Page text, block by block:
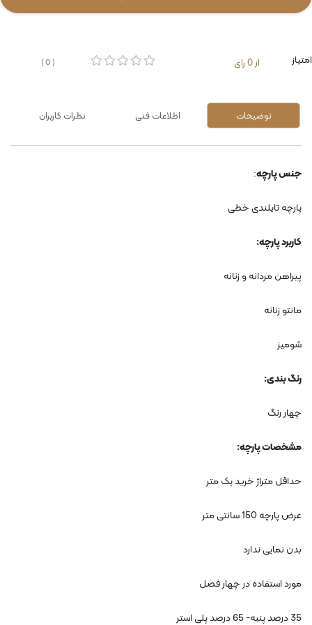
امتیاز از 0 رای ( 0 )
توضیحات اطلاعات فنی نظرات کاربران
جنس پارچه:
پارچه تایلندی خطی
کاربرد پارچه:
پیراهن مردانه و زنانه
مانتو زنانه
شومیز
رنگ بندی:
چهار رنگ
مشخصات پارچه:
حداقل متراژ خرید یک متر
عرض پارچه 150 سانتی متر
بدن نمایی ندارد
مورد استفاده در چهار فصل
35 درصد پنبه- 65 درصد پلی استر